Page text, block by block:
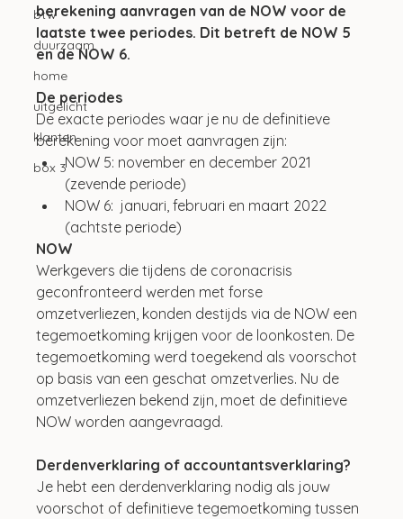
btw
duurzaam
home
uitgelicht
klanten
box 3
berekening aanvragen van de NOW voor de
laatste twee periodes. Dit betreft de NOW 5
en de NOW 6.
De periodes
De exacte periodes waar je nu de definitieve
berekening voor moet aanvragen zijn:
NOW 5: november en december 2021
(zevende periode)
NOW 6:  januari, februari en maart 2022
(achtste periode)
NOW
Werkgevers die tijdens de coronacrisis
geconfronteerd werden met forse
omzetverliezen, konden destijds via de NOW een
tegemoetkoming krijgen voor de loonkosten. De
tegemoetkoming werd toegekend als voorschot
op basis van een geschat omzetverlies. Nu de
omzetverliezen bekend zijn, moet de definitieve
NOW worden aangevraagd.
Derdenverklaring of accountantsverklaring?
Je hebt een derdenverklaring nodig als jouw
voorschot of definitieve tegemoetkoming tussen